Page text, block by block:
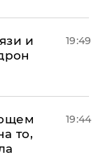
и
19:49
то,
19:44